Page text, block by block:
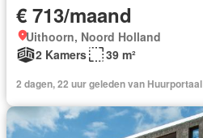
€ 713/maand
Uithoorn, Noord Holland
2 Kamers
39 m²
2 dagen, 22 uur geleden van Huurportaal